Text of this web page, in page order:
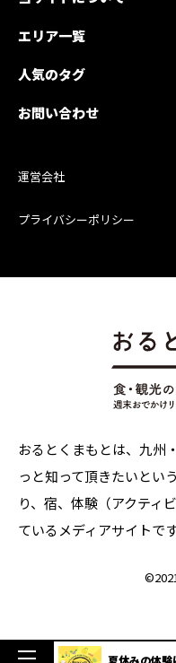
エリア一覧
人気のタグ
お問い合わせ
運営会社
プライバシーポリシー
おるとくまもとは、九州
っと知って頂きたいとい
り、宿、体験（アクティ
ているメディアサイトです
©
む熊本 夏休みの体験